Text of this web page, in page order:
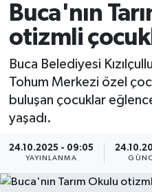
Buca'nın
otizmli
Buca Belediyesi
Tohum Merkezi özel
buluşan çocuklar
yaşadı.
24.10.2025 - 09:05
YAYINLANMA
Spor
Ekonomi
Kültür Sanat
Tüm Manşetler
Son Dakika Haberleri
Haber Arşivi